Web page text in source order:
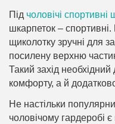
Під чоловічі спортивні
шкарпеток –
щиколотку зручні для
посилену верхню
Такий захід
комфорту, а й
Не настільки
чоловічому гардеробі